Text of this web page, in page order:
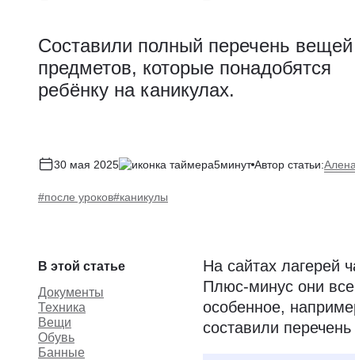
Составили полный перечень
предметов, которые понадобятся
ребёнку на каникулах.
30 мая 2025 5минут Автор статьи:
#после уроков#каникулы
В этой статье
Документы
Техника
Вещи
Обувь
Банные
На сайтах лагерей
Плюс-минус они все
особенное,
составили